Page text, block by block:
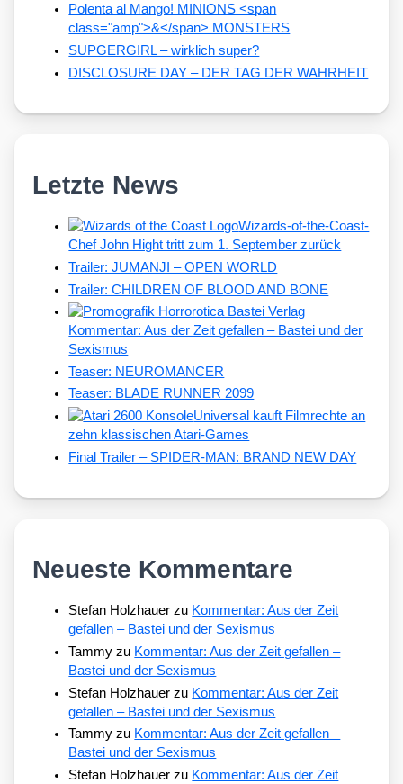
Polenta al Mango! MINIONS <span
class="amp">&</span> MONSTERS
SUPGERGIRL – wirklich super?
DISCLOSURE DAY – DER TAG DER WAHRHEIT
Letzte News
Wizards-of-the-Coast-
Chef John Hight tritt zum 1. September zurück
Trailer: JUMANJI – OPEN WORLD
Trailer: CHILDREN OF BLOOD AND BONE
Kommentar: Aus der Zeit gefallen – Bastei und der
Sexismus
Teaser: NEUROMANCER
Teaser: BLADE RUNNER 2099
Universal kauft Filmrechte an
zehn klassischen Atari-Games
Final Trailer – SPIDER-MAN: BRAND NEW DAY
Neueste Kommentare
Stefan Holzhauer zu Kommentar: Aus der Zeit
gefallen – Bastei und der Sexismus
Tammy zu Kommentar: Aus der Zeit gefallen –
Bastei und der Sexismus
Stefan Holzhauer zu Kommentar: Aus der Zeit
gefallen – Bastei und der Sexismus
Tammy zu Kommentar: Aus der Zeit gefallen –
Bastei und der Sexismus
Stefan Holzhauer zu Kommentar: Aus der Zeit